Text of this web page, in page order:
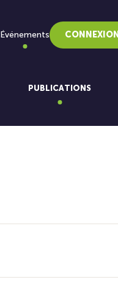
Événements CONNEXION
PUBLICATIONS